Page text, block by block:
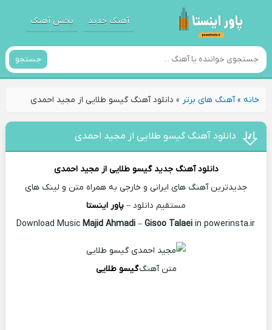
آهنگ جدید پخش آهنگ
جستجو
خانه»آهنگ های برتر » دانلود آهنگ گیسو طلایی از مجید احمدی
دانلود آهنگ گیسو طلایی از مجید احمدی
دانلود آهنگ جدید گیسو طلایی ازمجید احمدی
جدیدترین آهنگ های ایرانی و خارجی به همراه متن و لینک های
مستقیم دانلود – پاور اینستا
Majid Ahmadi – Gisoo Talaei in powerinsta.ir
متن آهنگگیسو طلایی